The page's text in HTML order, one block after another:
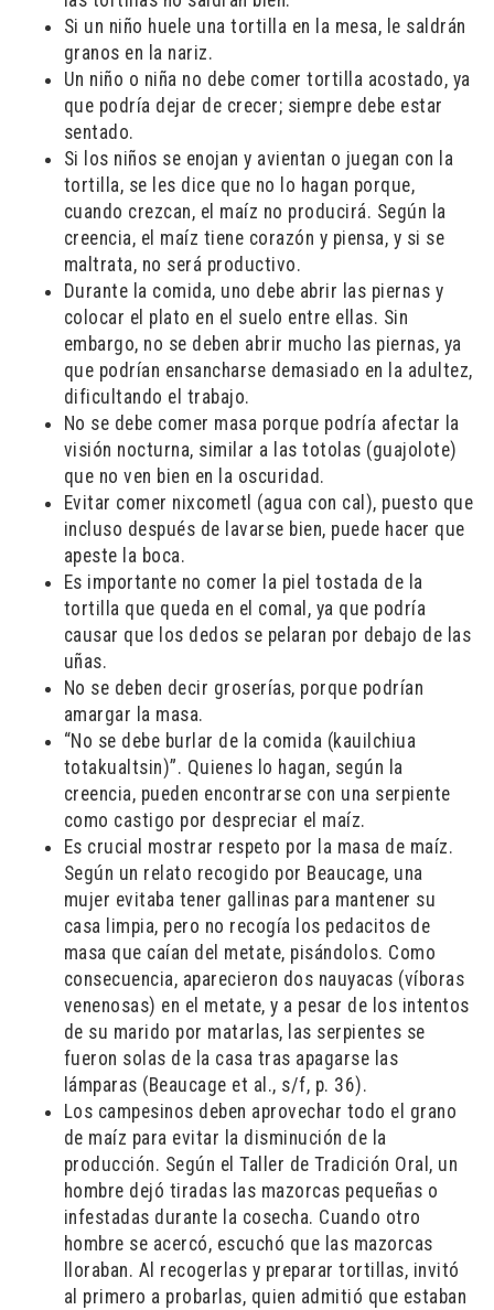
Si un niño huele una tortilla en la mesa, le saldrán
granos en la nariz.
Un niño o niña no debe comer tortilla acostado, ya
que podría dejar de crecer; siempre debe estar
sentado.
Si los niños se enojan y avientan o juegan con la
tortilla, se les dice que no lo hagan porque,
cuando crezcan, el maíz no producirá. Según la
creencia, el maíz tiene corazón y piensa, y si se
maltrata, no será productivo.
Durante la comida, uno debe abrir las piernas y
colocar el plato en el suelo entre ellas. Sin
embargo, no se deben abrir mucho las piernas, ya
que podrían ensancharse demasiado en la adultez,
dificultando el trabajo.
No se debe comer masa porque podría afectar la
visión nocturna, similar a las totolas (guajolote)
que no ven bien en la oscuridad.
Evitar comer nixcometl (agua con cal), puesto que
incluso después de lavarse bien, puede hacer que
apeste la boca.
Es importante no comer la piel tostada de la
tortilla que queda en el comal, ya que podría
causar que los dedos se pelaran por debajo de las
uñas.
No se deben decir groserías, porque podrían
amargar la masa.
“No se debe burlar de la comida (kauilchiua
totakualtsin)”. Quienes lo hagan, según la
creencia, pueden encontrarse con una serpiente
como castigo por despreciar el maíz.
Es crucial mostrar respeto por la masa de maíz.
Según un relato recogido por Beaucage, una
mujer evitaba tener gallinas para mantener su
casa limpia, pero no recogía los pedacitos de
masa que caían del metate, pisándolos. Como
consecuencia, aparecieron dos nauyacas (víboras
venenosas) en el metate, y a pesar de los intentos
de su marido por matarlas, las serpientes se
fueron solas de la casa tras apagarse las
lámparas (Beaucage et al., s/f, p. 36).
Los campesinos deben aprovechar todo el grano
de maíz para evitar la disminución de la
producción. Según el Taller de Tradición Oral, un
hombre dejó tiradas las mazorcas pequeñas o
infestadas durante la cosecha. Cuando otro
hombre se acercó, escuchó que las mazorcas
lloraban. Al recogerlas y preparar tortillas, invitó
al primero a probarlas, quien admitió que estaban